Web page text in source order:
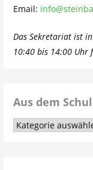
Email:
Das Sekretariat ist
10:40 bis 14:00 Uhr
Aus dem
Aus